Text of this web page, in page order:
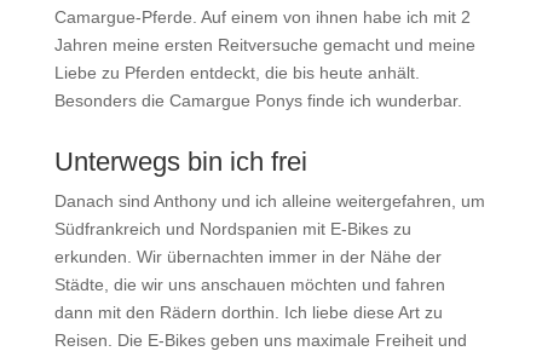
Camargue-Pferde. Auf einem von ihnen habe ich mit 2
Jahren meine ersten Reitversuche gemacht und meine
Liebe zu Pferden entdeckt, die bis heute anhält.
Besonders die Camargue Ponys finde ich wunderbar.
Unterwegs bin ich frei
Danach sind Anthony und ich alleine weitergefahren, um
Südfrankreich und Nordspanien mit E-Bikes zu
erkunden. Wir übernachten immer in der Nähe der
Städte, die wir uns anschauen möchten und fahren
dann mit den Rädern dorthin. Ich liebe diese Art zu
Reisen. Die E-Bikes geben uns maximale Freiheit und